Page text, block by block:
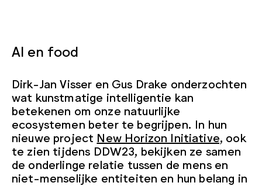
AI en food
Dirk-Jan Visser en Gus Drake onderzochten
wat kunstmatige intelligentie kan
betekenen om onze natuurlijke
ecosystemen beter te begrijpen. In hun
nieuwe project New Horizon Initiative, ook
te zien tijdens DDW23, bekijken ze samen
de onderlinge relatie tussen de mens en
niet-menselijke entiteiten en hun belang in